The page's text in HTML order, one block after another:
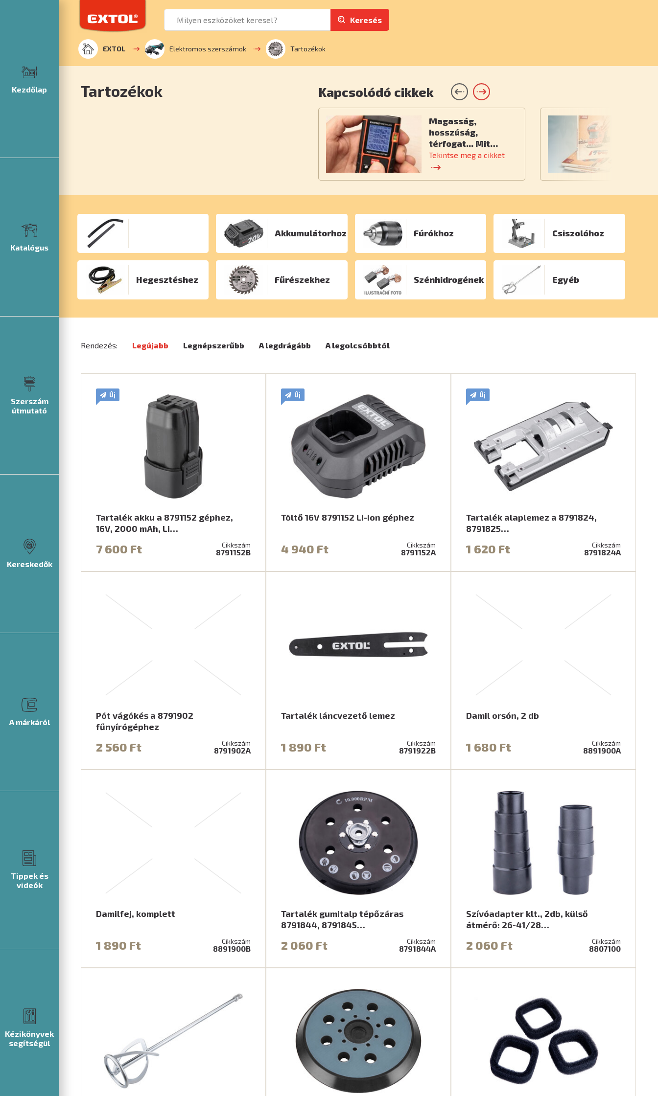
Kezdőlap
Katalógus
Szerszám
útmutató
Kereskedők
A márkáról
Tippek és
videók
Kézikönyvek
segítségül
Keresés
EXTOL Elektromos szerszámok Tartozékok
Tartozékok Kapcsolódó cikkek
Magasság,
hosszúság,
térfogat... Mit…
Tekintse meg a cikket
Akkumulátorhoz Fúrókhoz Csiszolóhoz
Hegesztéshez Fűrészekhez Szénhidrogének Egyéb
Rendezés: Legújabb Legnépszerűbb A legdrágább A legolcsóbbtól
Új
Tartalék akku a 8791152 géphez,
16V, 2000 mAh, Li…
7 600 Ft Cikkszám
8791152B
Új
Töltő 16V 8791152 Li-ion géphez
4 940 Ft Cikkszám
8791152A
Új
Tartalék alaplemez a 8791824,
8791825…
1 620 Ft Cikkszám
8791824A
Pót vágókés a 8791902
fűnyírógéphez
2 560 Ft Cikkszám
8791902A
Tartalék láncvezető lemez
1 890 Ft Cikkszám
8791922B
Damil orsón, 2 db
1 680 Ft Cikkszám
8891900A
Damilfej, komplett
1 890 Ft Cikkszám
8891900B
Tartalék gumitalp tépőzáras
8791844, 8791845…
2 060 Ft Cikkszám
8791844A
Szívóadapter klt., 2db, külső
átmérő: 26-41/28…
2 060 Ft Cikkszám
8807100